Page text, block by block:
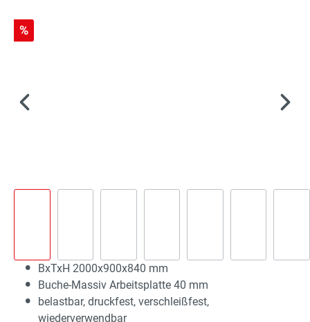
%
BxTxH 2000x900x840 mm
Buche-Massiv Arbeitsplatte 40 mm
belastbar, druckfest, verschleißfest,
wiederverwendbar